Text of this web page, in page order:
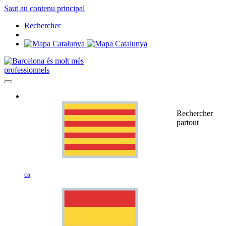
Saut au contenu principal
Rechercher
professionnels
ca
Rechercher
partout